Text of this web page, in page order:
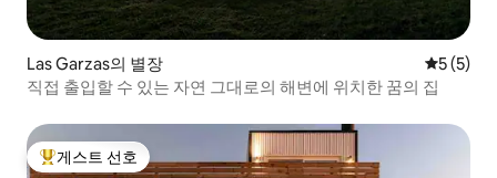
Las Garzas의 별장 평점 5점
5 (5)
직접 출입할 수 있는 자연 그대로의 해변에 위치한 꿈의 집
상위 게스트 선호
게스트 선호